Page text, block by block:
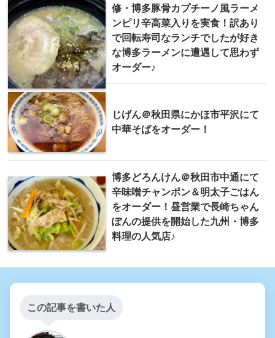
修・博多豚骨カプチーノ風ラーメ
ンピリ辛高菜入りを実食！訳あり
で回転寿司なランチでしたが好き
な博多ラーメンに遭遇して思わず
オーダー♪
じげん＠秋田県にかほ市平沢にて
中華そばをオーダー！
博多どろんけん＠秋田市中通にて
辛味噌チャンポン＆明太子ごはん
をオーダー！昼営業で長崎ちゃん
ぽんの提供を開始した九州・博多
料理の人気店♪
この記事を書いた人